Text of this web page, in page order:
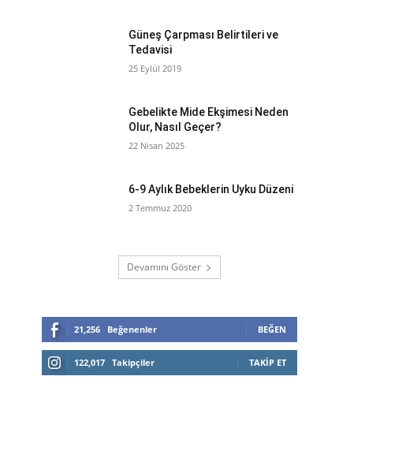
Güneş Çarpması Belirtileri ve
Tedavisi
25 Eylül 2019
Gebelikte Mide Ekşimesi Neden
Olur, Nasıl Geçer?
22 Nisan 2025
6-9 Aylık Bebeklerin Uyku Düzeni
2 Temmuz 2020
Devamını Göster
21,256 Beğenenler BEĞEN
122,017 Takipçiler TAKIP ET